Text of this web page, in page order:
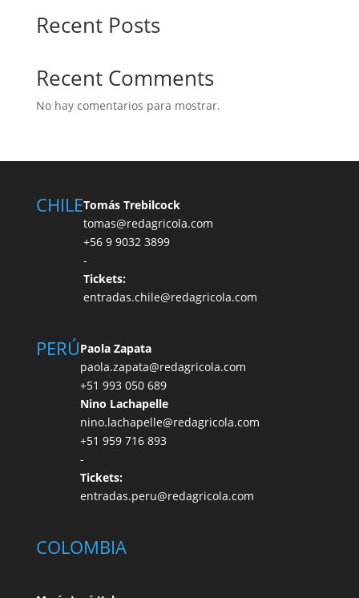
Recent Posts
Recent Comments
No hay comentarios para mostrar.
CHILETomás Trebilcock
tomas@redagricola.com
+56 9 9032 3899
-
Tickets:
entradas.chile@redagricola.com
PERÚPaola Zapata
paola.zapata@redagricola.com
+51 993 050 689
Nino Lachapelle
nino.lachapelle@redagricola.com
+51 959 716 893
-
Tickets:
entradas.peru@redagricola.com
COLOMBIA